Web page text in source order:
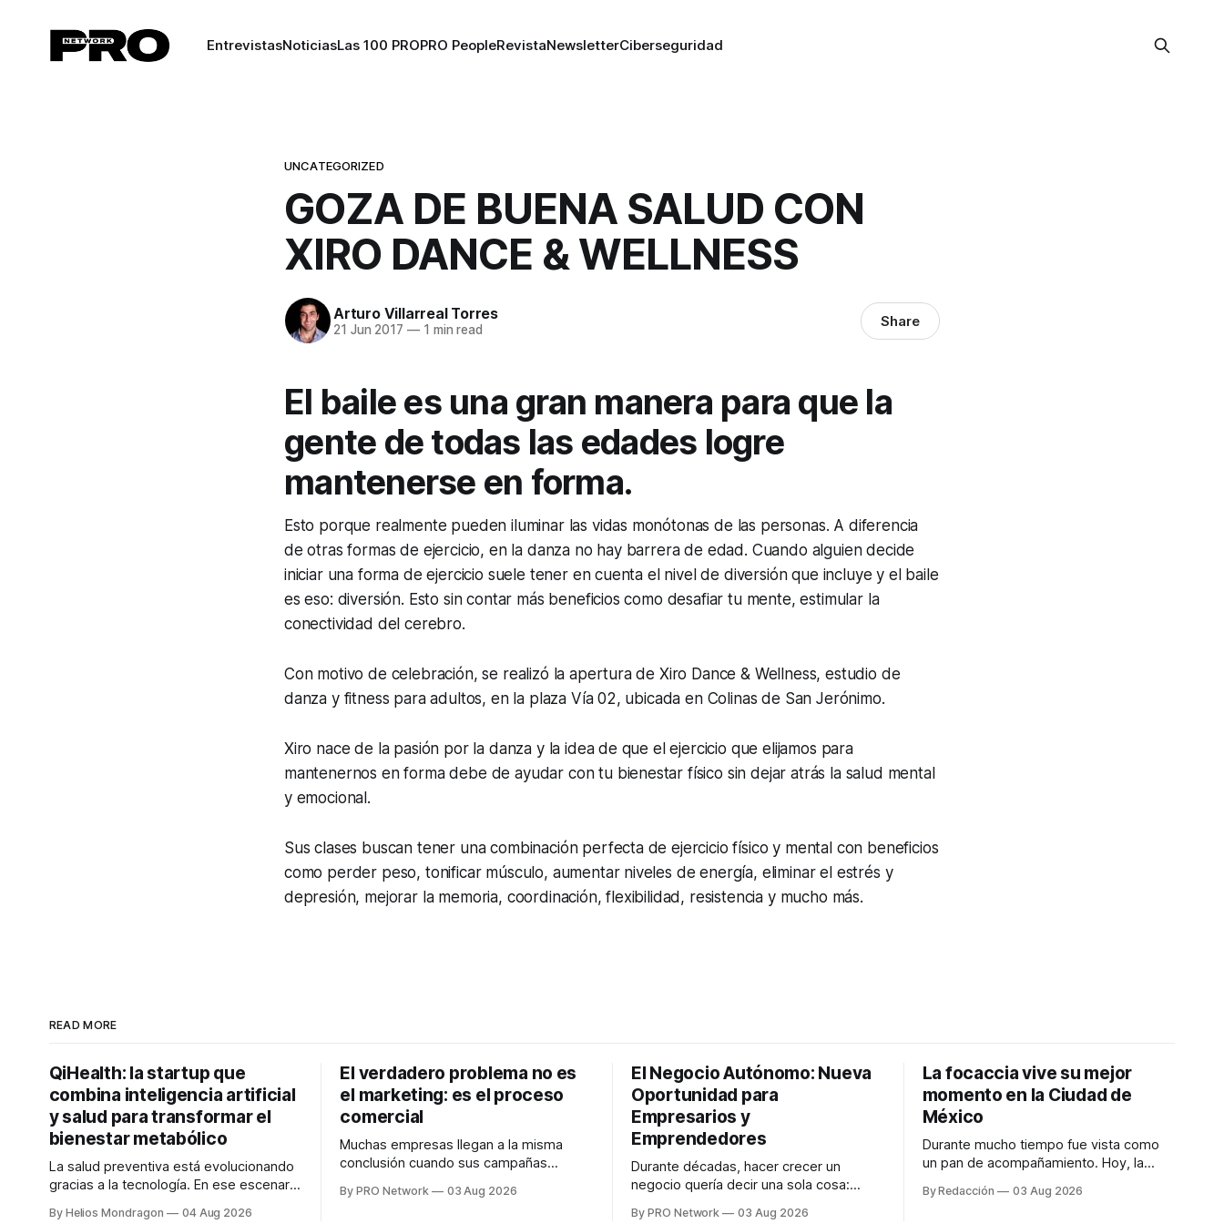
EntrevistasNoticiasLas 100 PROPRO PeopleRevistaNewsletterCiberseguridad
UNCATEGORIZED
GOZA DE BUENA SALUD CON
XIRO DANCE & WELLNESS
Arturo Villarreal Torres
21 Jun 2017 —1 min read Share
El baile es una gran manera para que la
gente de todas las edades logre
mantenerse en forma.
Esto porque realmente pueden iluminar las vidas monótonas de las personas. A diferencia
de otras formas de ejercicio, en la danza no hay barrera de edad. Cuando alguien decide
iniciar una forma de ejercicio suele tener en cuenta el nivel de diversión que incluye y el baile
es eso: diversión. Esto sin contar más beneficios como desafiar tu mente, estimular la
conectividad del cerebro.
Con motivo de celebración, se realizó la apertura de Xiro Dance & Wellness, estudio de
danza y fitness para adultos, en la plaza Vía 02, ubicada en Colinas de San Jerónimo.
Xiro nace de la pasión por la danza y la idea de que el ejercicio que elijamos para
mantenernos en forma debe de ayudar con tu bienestar físico sin dejar atrás la salud mental
y emocional.
Sus clases buscan tener una combinación perfecta de ejercicio físico y mental con beneficios
como perder peso, tonificar músculo, aumentar niveles de energía, eliminar el estrés y
depresión, mejorar la memoria, coordinación, flexibilidad, resistencia y mucho más.
READ MORE
QiHealth: la startup que
combina inteligencia artificial
y salud para transformar el
bienestar metabólico
La salud preventiva está evolucionando
gracias a la tecnología. En ese escenario
By Helios Mondragon 04 Aug 2026
El verdadero problema no es
el marketing: es el proceso
comercial
Muchas empresas llegan a la misma
conclusión cuando sus campañas
marketing no funciona". Sin embargo,
By PRO Network 03 Aug 2026
El Negocio Autónomo: Nueva
Oportunidad para
Empresarios y
Emprendedores
Durante décadas, hacer crecer un
negocio quería decir una sola cosa:
By PRO Network 03 Aug 2026
La focaccia vive su mejor
momento en la Ciudad de
México
Durante mucho tiempo fue vista como
un pan de acompañamiento. Hoy, la
platillos favoritos de quienes buscan
By Redacción 03 Aug 2026